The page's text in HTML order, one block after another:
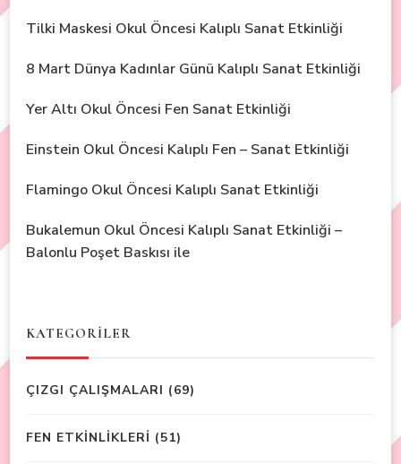
Tilki Maskesi Okul Öncesi Kalıplı Sanat Etkinliği
8 Mart Dünya Kadınlar Günü Kalıplı Sanat Etkinliği
Yer Altı Okul Öncesi Fen Sanat Etkinliği
Einstein Okul Öncesi Kalıplı Fen – Sanat Etkinliği
Flamingo Okul Öncesi Kalıplı Sanat Etkinliği
Bukalemun Okul Öncesi Kalıplı Sanat Etkinliği –
Balonlu Poşet Baskısı ile
KATEGORİLER
ÇIZGI ÇALIŞMALARI (69)
FEN ETKİNLİKLERİ (51)